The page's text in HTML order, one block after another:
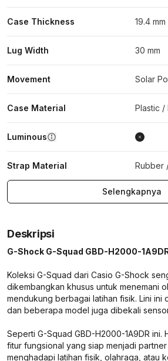
Case Thickness 19.4 mm
Lug Width 30 mm
Movement Solar
Case Material Plastic /
Luminous
Strap Material Rubber
Selengkapnya
Deskripsi
G-Shock G-Squad GBD-H2000-
Koleksi G-Squad dari Casio G-Shock
dikembangkan khusus untuk menemani
mendukung berbagai latihan fisik. Lini ini
dan beberapa model juga dibekali
Seperti G-Squad GBD-H2000-1A9DR
fitur fungsional yang siap menjadi partner
menghadapi latihan fisik, olahraga, atau